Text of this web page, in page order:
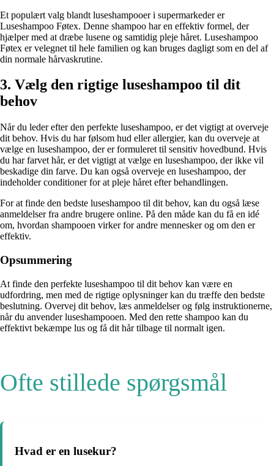
Et populært valg blandt luseshampooer i supermarkeder er
Luseshampoo Føtex. Denne shampoo har en effektiv formel, der
hjælper med at dræbe lusene og samtidig pleje håret. Luseshampoo
Føtex er velegnet til hele familien og kan bruges dagligt som en del af
din normale hårvaskrutine.
3. Vælg den rigtige luseshampoo til dit
behov
Når du leder efter den perfekte luseshampoo, er det vigtigt at overveje
dit behov. Hvis du har følsom hud eller allergier, kan du overveje at
vælge en luseshampoo, der er formuleret til sensitiv hovedbund. Hvis
du har farvet hår, er det vigtigt at vælge en luseshampoo, der ikke vil
beskadige din farve. Du kan også overveje en luseshampoo, der
indeholder conditioner for at pleje håret efter behandlingen.
For at finde den bedste luseshampoo til dit behov, kan du også læse
anmeldelser fra andre brugere online. På den måde kan du få en idé
om, hvordan shampooen virker for andre mennesker og om den er
effektiv.
Opsummering
At finde den perfekte luseshampoo til dit behov kan være en
udfordring, men med de rigtige oplysninger kan du træffe den bedste
beslutning. Overvej dit behov, læs anmeldelser og følg instruktionerne,
når du anvender luseshampooen. Med den rette shampoo kan du
effektivt bekæmpe lus og få dit hår tilbage til normalt igen.
Ofte stillede spørgsmål
Hvad er en lusekur?